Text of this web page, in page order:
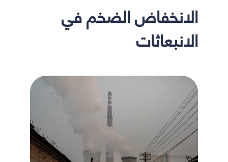
الانخفاض الضخم في
الانبعاثات